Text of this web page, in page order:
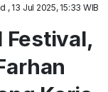
, 13 Jul 2025, 15:33 WIB
Festival,